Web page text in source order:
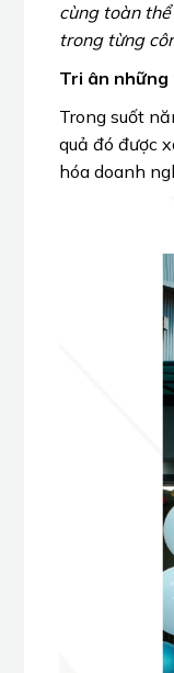
cùng toàn
trong từng
Tri ân những
Trong suốt
quả đó được
hóa doanh